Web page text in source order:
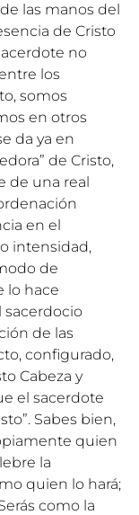
las manos del
de Cristo
no
los
somos
en otros
da ya en
de Cristo,
de una real
en el
intensidad,
de
lo hace
de las
configurado,
Cabeza y
el sacerdote
Sabes bien,
quien
la
quien lo hará;
como la